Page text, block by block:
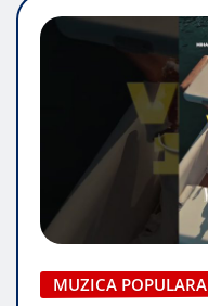
MUZICA POPULARA